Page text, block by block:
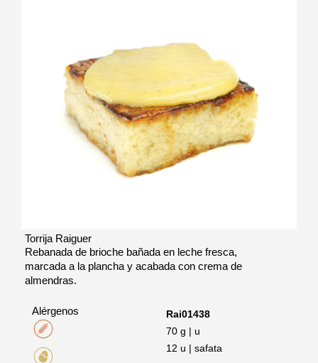
Torrija Raiguer
Rebanada de brioche bañada en leche fresca,
marcada a la plancha y acabada con crema de
almendras.
Alérgenos
Rai01438
70 g | u
12 u | safata